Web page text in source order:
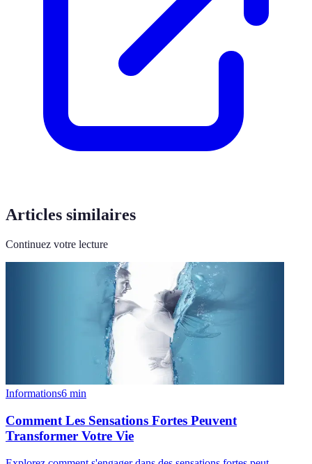
Articles similaires
Continuez votre lecture
Informations6 min
Comment Les Sensations Fortes Peuvent
Transformer Votre Vie